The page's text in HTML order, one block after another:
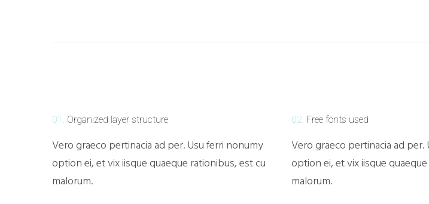
01. Organized layer structure
Vero graeco pertinacia ad per. Usu ferri nonumy
option ei, et vix iisque quaeque rationibus, est cu
malorum.
02. Free fonts used
Vero graeco pertinacia ad
option ei, et vix iisque
malorum.